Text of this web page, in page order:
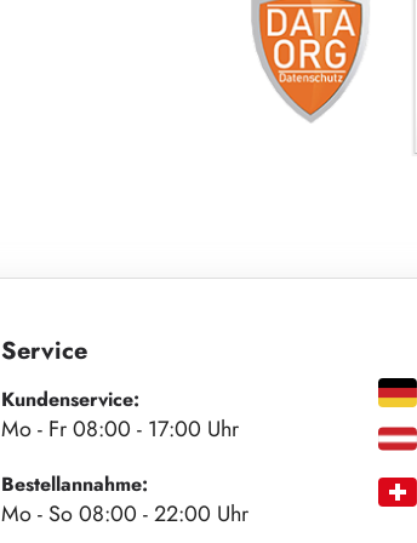
Service
Kundenservice:
Mo - Fr 08:00 - 17:00 Uhr
Bestellannahme:
Mo - So 08:00 - 22:00 Uhr